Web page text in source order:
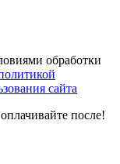
обработки
сайта
после!